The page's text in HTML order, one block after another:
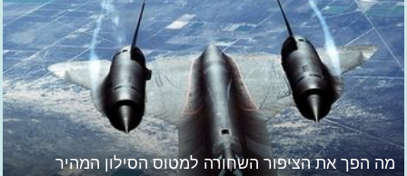
מה הפך את הציפור השחורה למטוס הסילון המהיר